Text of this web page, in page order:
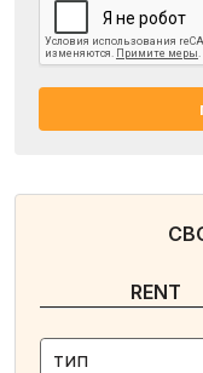
RENT
тип